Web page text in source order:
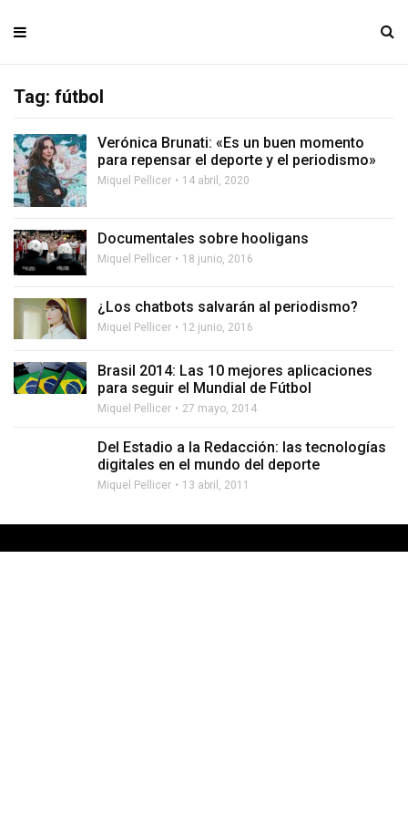
Tag: fútbol
Verónica Brunati: «Es un buen momento
para repensar el deporte y el periodismo»
Miquel Pellicer 14 abril, 2020
Documentales sobre hooligans
Miquel Pellicer 18 junio, 2016
¿Los chatbots salvarán al periodismo?
Miquel Pellicer 12 junio, 2016
Brasil 2014: Las 10 mejores aplicaciones
para seguir el Mundial de Fútbol
Miquel Pellicer 27 mayo, 2014
Del Estadio a la Redacción: las tecnologías
digitales en el mundo del deporte
Miquel Pellicer 13 abril, 2011